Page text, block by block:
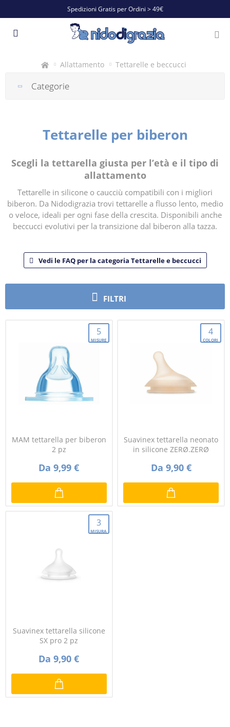
Spedizioni Gratis per Ordini > 49€
Allattamento Tettarelle e beccucci
Categorie
Tettarelle per biberon
Scegli la tettarella giusta per l’età e il tipo di
allattamento
Tettarelle in silicone o caucciù compatibili con i migliori
biberon. Da Nidodigrazia trovi tettarelle a flusso lento, medio
o veloce, ideali per ogni fase della crescita. Disponibili anche
beccucci evolutivi per la transizione dal biberon alla tazza.
Vedi le FAQ per la categoria Tettarelle e beccucci
FILTRI
5
MISURE
MAM tettarella per biberon
2 pz
Da 9,99 €
4
COLORI
Suavinex tettarella neonato
in silicone ZERØ.ZERØ
Da 9,90 €
3
MISURA
Suavinex tettarella silicone
SX pro 2 pz
Da 9,90 €